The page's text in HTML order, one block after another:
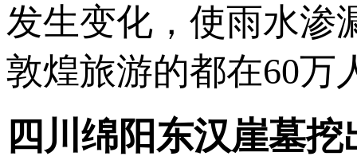
发生变化，使雨水渗
敦煌旅游的都在60万
四川绵阳东汉崖墓挖